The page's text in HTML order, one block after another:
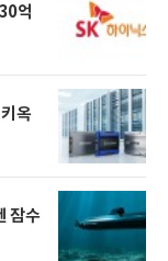
억
옥
잠수